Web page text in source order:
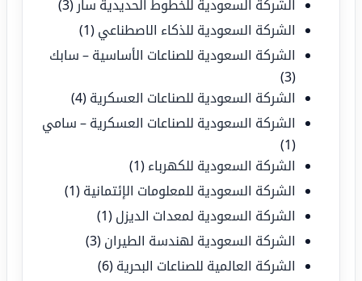
الشركة السعودية للخطوط الحديدية سار (3)
الشركة السعودية للذكاء الاصطناعي (1)
الشركة السعودية للصناعات الأساسية – سابك
(3)
الشركة السعودية للصناعات العسكرية (4)
الشركة السعودية للصناعات العسكرية – سامي
(1)
الشركة السعودية للكهرباء (1)
الشركة السعودية للمعلومات الإئتمانية (1)
الشركة السعودية لمعدات الديزل (1)
الشركة السعودية لهندسة الطيران (3)
الشركة العالمية للصناعات البحرية (6)